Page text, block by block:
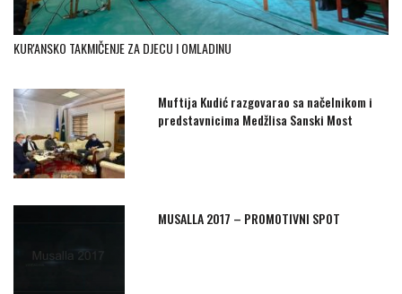
KUR'ANSKO TAKMIČENJE ZA DJECU I OMLADINU
Muftija Kudić razgovarao sa načelnikom i
predstavnicima Medžlisa Sanski Most
MUSALLA 2017 – PROMOTIVNI SPOT